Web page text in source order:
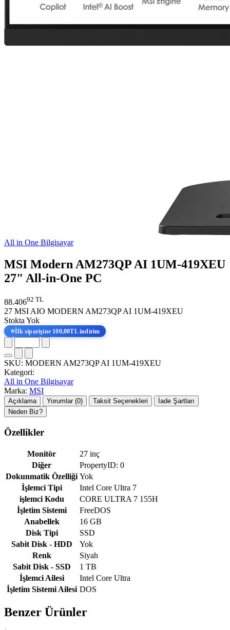
All in One Bilgisayar
MSI Modern AM273QP AI 1UM-419XEU
27" All-in-One PC
88.40692 TL
27 MSI AIO MODERN AM273QP AI 1UM-419XEU
Stokta Yok
⭐İlk siparişine 100,00TL indirim
SKU: MODERN AM273QP AI 1UM-419XEU
Kategori:
All in One Bilgisayar
Marka: MSI
Açıklama Yorumlar (0) Taksit Seçenekleri
İade Şartları
Neden Biz?
Özellikler
Monitör
27 inç
Diğer
PropertyID: 0
Dokunmatik Özelliği Yok
İşlemci Tipi
Intel Core Ultra 7
işlemci Kodu
CORE ULTRA 7 155H
İşletim Sistemi
FreeDOS
Anabellek
16 GB
Disk Tipi
SSD
Sabit Disk - HDD
Yok
Renk
Siyah
Sabit Disk - SSD
1 TB
İşlemci Ailesi
Intel Core Ultra
İşletim Sistemi Ailesi DOS
Benzer Ürünler